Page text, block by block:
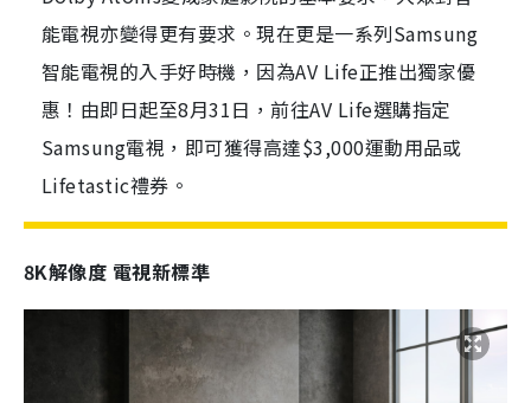
能電視亦變得更有要求。現在更是一系列Samsung
智能電視的入手好時機，因為AV Life正推出獨家優
惠！由即日起至8月31日，前往AV Life選購指定
Samsung電視，即可獲得高達$3,000運動用品或
Lifetastic禮券。
8K解像度 電視新標準